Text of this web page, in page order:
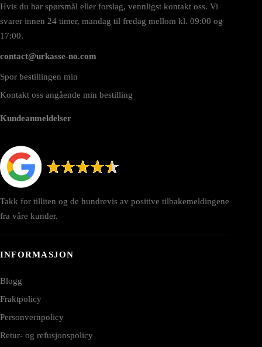
Hvis du har spørsmål eller forslag, vennligst kontakt oss. Vi
svarer innen 24 timer, mandag til fredag mellom kl. 09:00 og
17:00.
contact@urkasse-no.com
Spor bestillingen min
Kontakt oss angående min bestilling
Kundeanmeldelser
Takk for tilliten og de hundrevis av positive tilbakemeldingene
fra våre kunder.
INFORMASJON
Blogg
Fraktpolicy
Personvernpolicy
Retur- og refusjonspolicy